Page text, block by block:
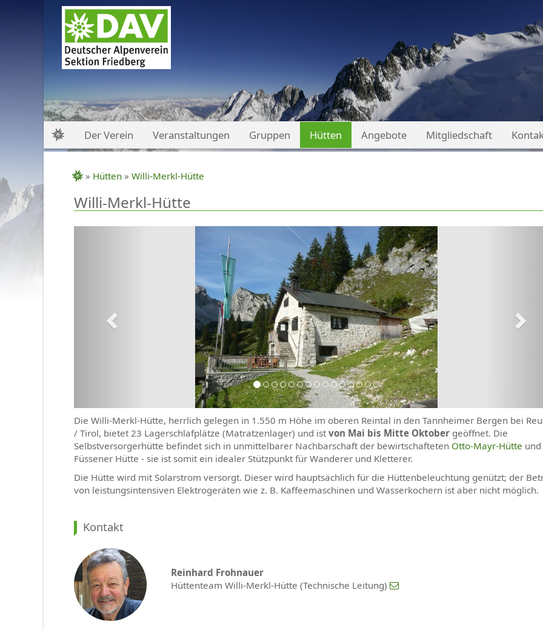
Der Verein
Geschäftsstelle
Vorstand & Beirat
Vereinsgeschichte
Satzung &
Datenschutzerklärung
Veranstaltungen
Steinadler
Familiengruppe 2: Die
Gämsen
Murmeltiere
Alpensalamander
Jugendgruppe
Jungmannschaft
Wander- und
Seniorengruppe
» Hütten » Willi-Merkl-Hütte
Willi-Merkl-Hütte
Die Willi-Merkl-Hütte, herrlich gelegen in 1.550 m Höhe im oberen Reintal in den Tannheimer Bergen bei
/ Tirol, bietet 23 Lagerschlafplätze (Matratzenlager) und ist von Mai bis Mitte Oktober geöffnet. Die
Selbstversorgerhütte befindet sich in unmittelbarer Nachbarschaft der bewirtschafteten Otto-Mayr-Hütte
Füssener Hütte - sie ist somit ein idealer Stützpunkt für Wanderer und Kletterer.
Die Hütte wird mit Solarstrom versorgt. Dieser wird hauptsächlich für die Hüttenbeleuchtung genützt; der
von leistungsintensiven Elektrogeräten wie z. B. Kaffeemaschinen und Wasserkochern ist aber nicht möglich.
Kontakt
Reinhard Frohnauer
Hüttenteam Willi-Merkl-Hütte (Technische Leitung)
Der Verein Veranstaltungen Gruppen Hütten Angebote Mitgliedschaft